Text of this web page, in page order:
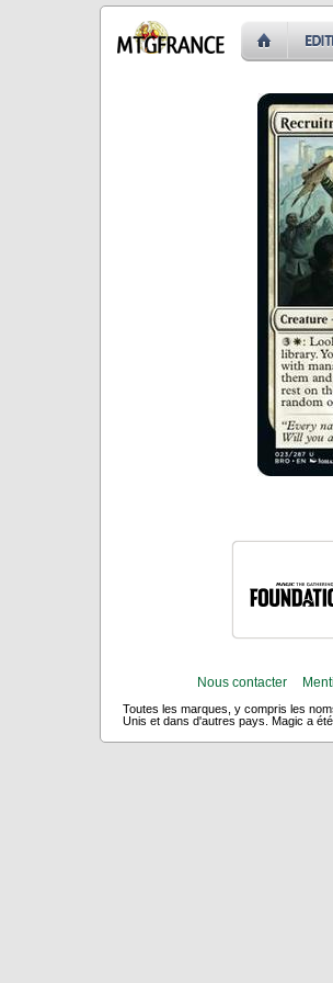
Nous contacter
Toutes les marques, y compris les
Unis et dans d'autres pays. Magic a